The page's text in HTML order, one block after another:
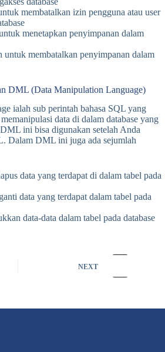
membatalkan izin pengguna atau user
menetapkan penyimpanan dalam
untuk membatalkan penyimpanan dalam
DML (Data Manipulation Language)
ialah sub perintah bahasa SQL yang
data di dalam database yang
ini bisa digunakan setelah Anda
Dalam DML ini juga ada sejumlah
data yang terdapat di dalam tabel pada
data yang terdapat dalam tabel pada
data-data dalam tabel pada database
NEXT